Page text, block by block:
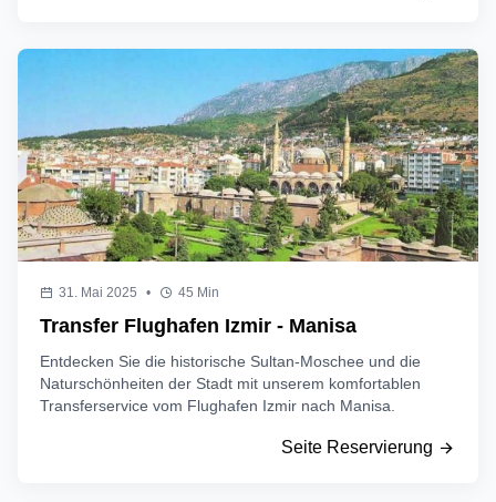
31. Mai 2025 • 45 Min
Transfer Flughafen Izmir - Manisa
Entdecken Sie die historische Sultan-Moschee und die
Naturschönheiten der Stadt mit unserem komfortablen
Transferservice vom Flughafen Izmir nach Manisa.
Seite Reservierung